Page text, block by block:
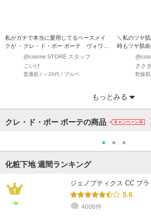
私がガチで本当に愛用してるベースメイ
クが ・クレ・ド・ポー ボーテ ヴォワー
ルコレクチュールn ・…
@cosme STORE スタッフ
こいけ
普通肌 / ～20代 / ブルベ
＼私のツヤ肌はこ
時もツヤ肌命
崩れにくい
ささき
乾燥
もっとみる
クレ・ド・ポー ボーテの商品
化粧下地 週間ランキング
ジェノプティクス CC プラ
5.6
4006件